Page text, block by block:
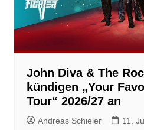
John Diva & The
kündigen „Your
Tour“ 2026/27 an
Andreas Schieler 11.